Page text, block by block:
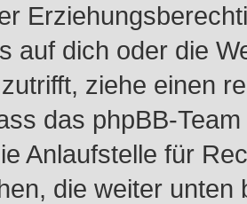
auf dich oder die
ziehe einen
das phpBB-
Anlaufstelle für
die weiter unten